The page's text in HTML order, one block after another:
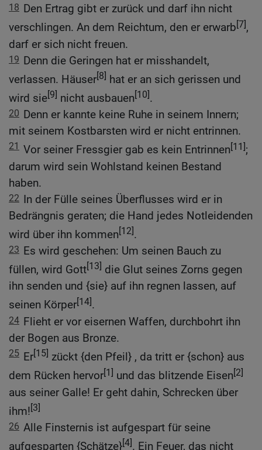
18 Den Ertrag gibt er zurück und darf ihn nicht
verschlingen. An dem Reichtum, den er erwarb[7],
darf er sich nicht freuen.
19 Denn die Geringen hat er misshandelt,
verlassen. Häuser[8] hat er an sich gerissen und
wird sie[9] nicht ausbauen[10].
20 Denn er kannte keine Ruhe in seinem Innern;
mit seinem Kostbarsten wird er nicht entrinnen.
21 Vor seiner Fressgier gab es kein Entrinnen[11];
darum wird sein Wohlstand keinen Bestand
haben.
22 In der Fülle seines Überflusses wird er in
Bedrängnis geraten; die Hand jedes Notleidenden
wird über ihn kommen[12].
23 Es wird geschehen: Um seinen Bauch zu
füllen, wird Gott[13] die Glut seines Zorns gegen
ihn senden und {sie} auf ihn regnen lassen, auf
seinen Körper[14].
24 Flieht er vor eisernen Waffen, durchbohrt ihn
der Bogen aus Bronze.
25 Er[15] zückt {den Pfeil} , da tritt er {schon} aus
dem Rücken hervor[1] und das blitzende Eisen[2]
aus seiner Galle! Er geht dahin, Schrecken über
ihm![3]
26 Alle Finsternis ist aufgespart für seine
aufgesparten {Schätze}[4]. Ein Feuer, das nicht